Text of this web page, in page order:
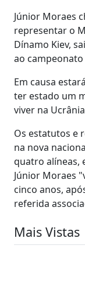
Júnior Moraes
representar o
Dínamo Kiev,
ao
Em causa
ter estado um
viver na
Os estatutos e
na nova
quatro alíneas,
Júnior Moraes
cinco anos,
referida
Mais Vistas